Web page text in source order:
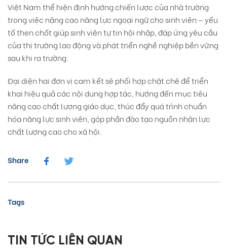
Việt Nam thể hiện định hướng chiến lược của nhà trường
trong việc nâng cao năng lực ngoại ngữ cho sinh viên – yếu
tố then chốt giúp sinh viên tự tin hội nhập, đáp ứng yêu cầu
của thị trường lao động và phát triển nghề nghiệp bền vững
sau khi ra trường.
Đại diện hai đơn vị cam kết sẽ phối hợp chặt chẽ để triển
khai hiệu quả các nội dung hợp tác, hướng đến mục tiêu
nâng cao chất lượng giáo dục, thúc đẩy quá trình chuẩn
hóa năng lực sinh viên, góp phần đào tạo nguồn nhân lực
chất lượng cao cho xã hội.
Share
Tags
TIN TỨC LIÊN QUAN